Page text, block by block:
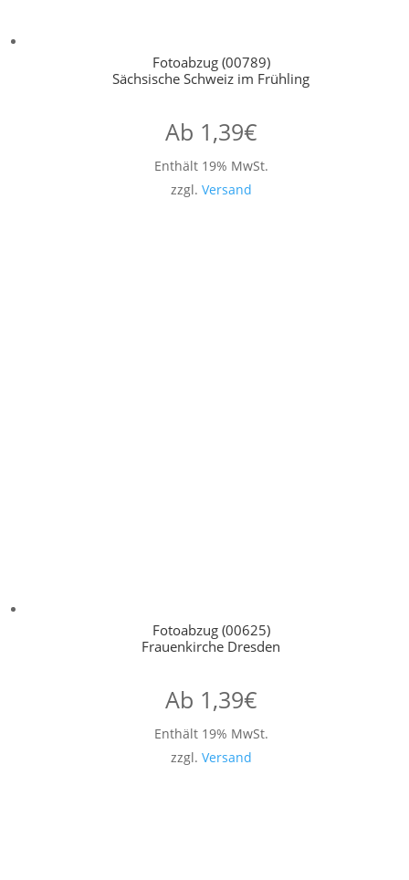
Fotoabzug (00789)
Sächsische Schweiz im Frühling
Ab 1,39€
Enthält 19% MwSt.
zzgl. Versand
Fotoabzug (00625)
Frauenkirche Dresden
Ab 1,39€
Enthält 19% MwSt.
zzgl. Versand